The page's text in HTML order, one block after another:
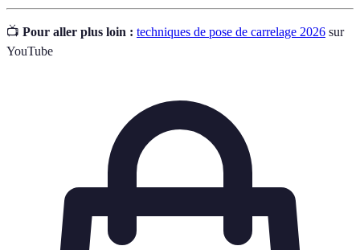
📺 Pour aller plus loin : techniques de pose de carrelage 2026 sur
YouTube